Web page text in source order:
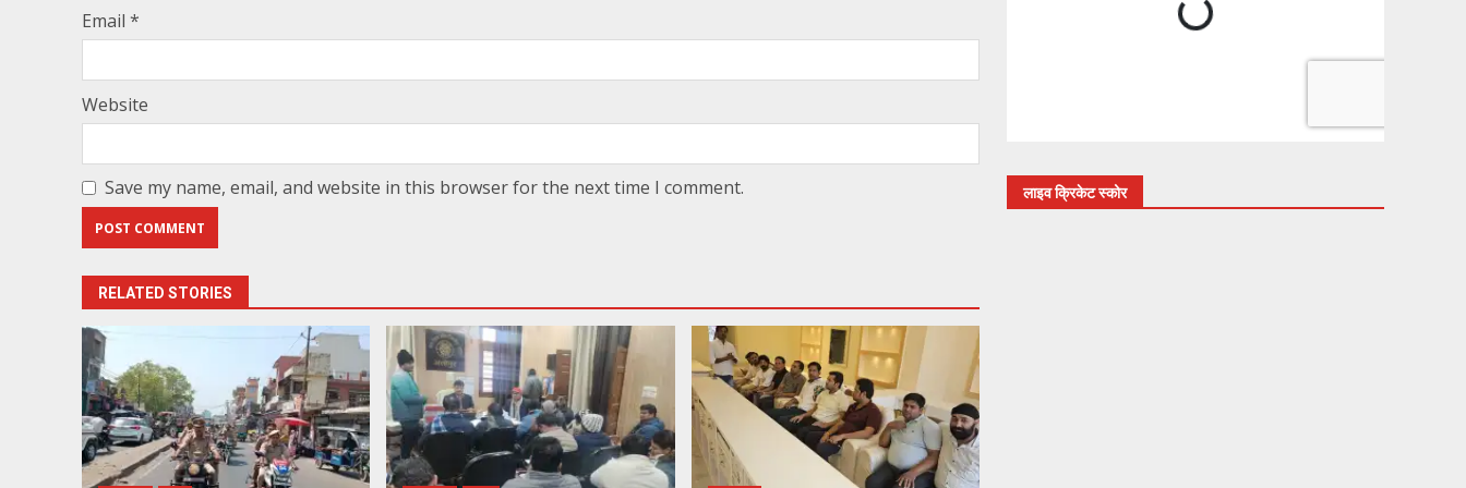
Email *
Website
Save my name, email, and website in this browser for the next time I comment.
RELATED STORIES
लाइव क्रिकेट स्कोर